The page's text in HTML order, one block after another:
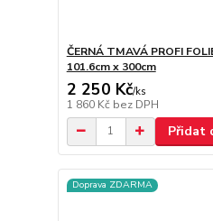
ČERNÁ TMAVÁ PROFI
101.6cm x 300cm
2 250 Kč/ks
1 860 Kč bez DPH
Přidat
Doprava ZDARMA